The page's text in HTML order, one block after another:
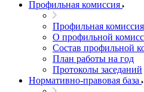
Профильная комиссия
Профильная комиссия
О профильной
Состав профильной
План работы на год
Протоколы заседаний
Нормативно-правовая база